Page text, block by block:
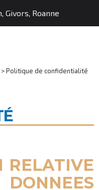
>Politique de confidentialité
RELATIVE
Givors, Roanne